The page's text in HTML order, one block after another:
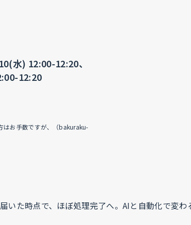
水) 12:00-12:20、
12:20
はお手数ですが、（bakuraku-
いた時点で、ほぼ処理完了へ。AIと自動化で変